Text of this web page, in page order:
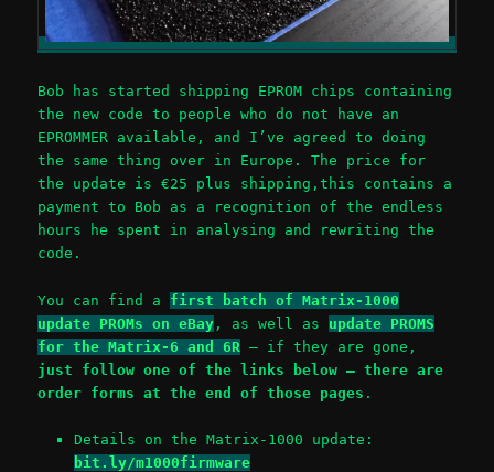
Bob has started shipping EPROM chips containing
the new code to people who do not have an
EPROMMER available, and I’ve agreed to doing
the same thing over in Europe. The price for
the update is €25 plus shipping,this contains a
payment to Bob as a recognition of the endless
hours he spent in analysing and rewriting the
code.
You can find a first batch of Matrix-1000
update PROMs on eBay , as well as update PROMS
for the Matrix-6 and 6R – if they are gone,
just follow one of the links below – there are
order forms at the end of those pages .
Details on the Matrix-1000 update:
bit.ly/m1000firmware